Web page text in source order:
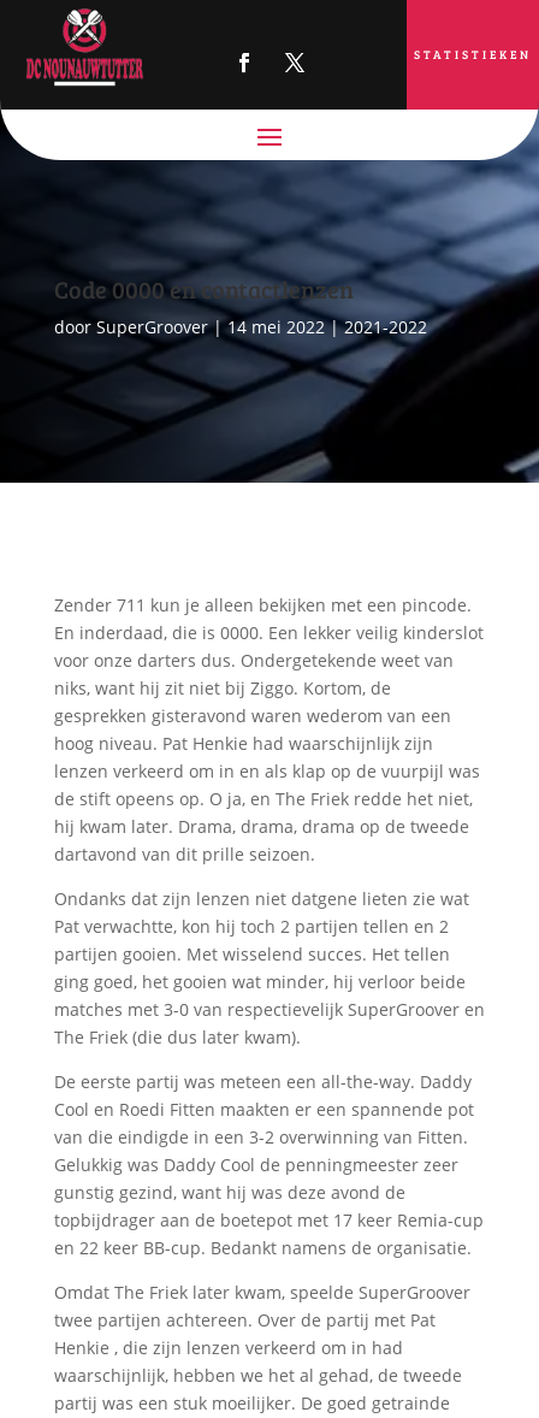
STATISTIEKEN
Code 0000 en contactlenzen
door SuperGroover|14 mei 2022|2021-2022
Zender 711 kun je alleen bekijken met een pincode.
En inderdaad, die is 0000. Een lekker veilig kinderslot
voor onze darters dus. Ondergetekende weet van
niks, want hij zit niet bij Ziggo. Kortom, de
gesprekken gisteravond waren wederom van een
hoog niveau. Pat Henkie had waarschijnlijk zijn
lenzen verkeerd om in en als klap op de vuurpijl was
de stift opeens op. O ja, en The Friek redde het niet,
hij kwam later. Drama, drama, drama op de tweede
dartavond van dit prille seizoen.
Ondanks dat zijn lenzen niet datgene lieten zie wat
Pat verwachtte, kon hij toch 2 partijen tellen en 2
partijen gooien. Met wisselend succes. Het tellen
ging goed, het gooien wat minder, hij verloor beide
matches met 3-0 van respectievelijk SuperGroover en
The Friek (die dus later kwam).
De eerste partij was meteen een all-the-way. Daddy
Cool en Roedi Fitten maakten er een spannende pot
van die eindigde in een 3-2 overwinning van Fitten.
Gelukkig was Daddy Cool de penningmeester zeer
gunstig gezind, want hij was deze avond de
topbijdrager aan de boetepot met 17 keer Remia-cup
en 22 keer BB-cup. Bedankt namens de organisatie.
Omdat The Friek later kwam, speelde SuperGroover
twee partijen achtereen. Over de partij met Pat
Henkie , die zijn lenzen verkeerd om in had
waarschijnlijk, hebben we het al gehad, de tweede
partij was een stuk moeilijker. De goed getrainde